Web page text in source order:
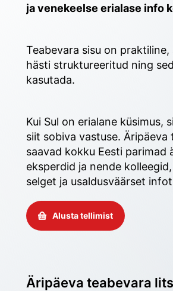
ja venekeelse erialase info
Teabevara sisu on praktiline,
hästi struktureeritud ning
kasutada.
Kui Sul on erialane küsimus,
siit sobiva vastuse. Äripäeva
saavad kokku Eesti parimad
eksperdid ja nende
selget ja usaldusväärset
Alusta tellimist
Äripäeva teabevara